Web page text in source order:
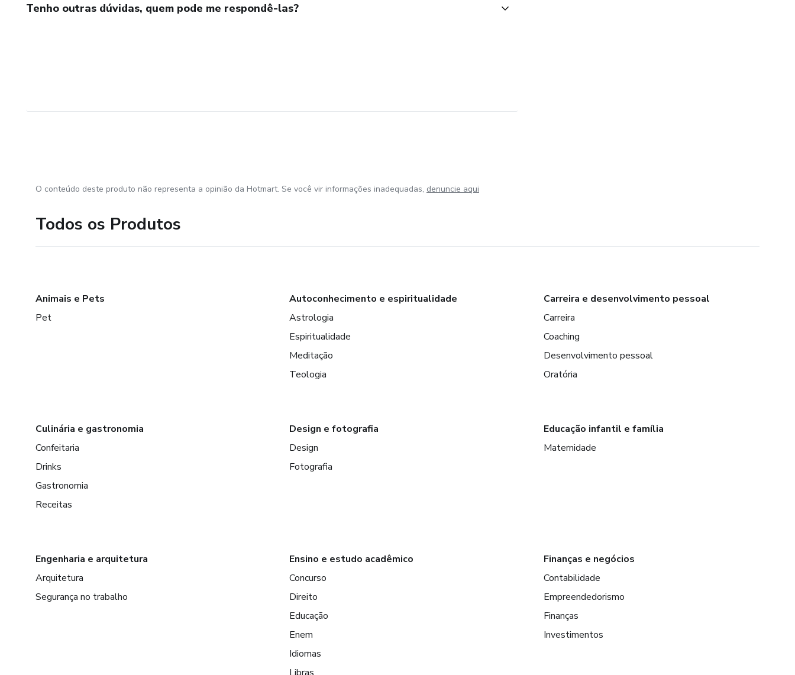
Tenho outras dúvidas, quem pode me respondê-las?
O conteúdo deste produto não representa a opinião da Hotmart. Se você vir informações inadequadas, denuncie aqui
Todos os Produtos
Animais e Pets
Pet
Autoconhecimento e espiritualidade
Astrologia
Espiritualidade
Meditação
Teologia
Carreira e desenvolvimento pessoal
Carreira
Coaching
Desenvolvimento pessoal
Oratória
Culinária e gastronomia
Confeitaria
Drinks
Gastronomia
Receitas
Design e fotografia
Design
Fotografia
Educação infantil e família
Maternidade
Engenharia e arquitetura
Arquitetura
Segurança no trabalho
Ensino e estudo acadêmico
Concurso
Direito
Educação
Enem
Idiomas
Finanças e negócios
Contabilidade
Empreendedorismo
Finanças
Investimentos